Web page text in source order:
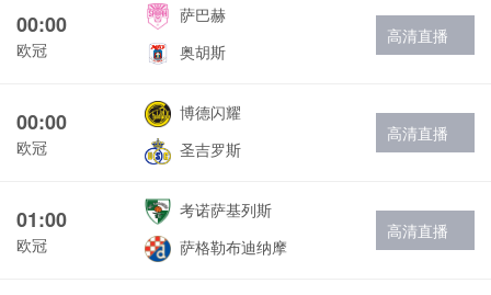
00:00
欧冠
萨巴赫
奥胡斯
高清直播
00:00
欧冠
博德闪耀
圣吉罗斯
高清直播
01:00
欧冠
考诺萨基列斯
萨格勒布迪纳摩
高清直播